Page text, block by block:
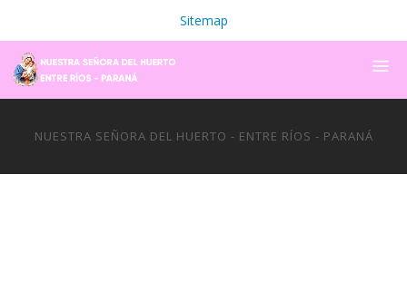
Sitemap
NUESTRA SEÑORA DEL HUERTO - ENTRE RÍOS - PARANÁ